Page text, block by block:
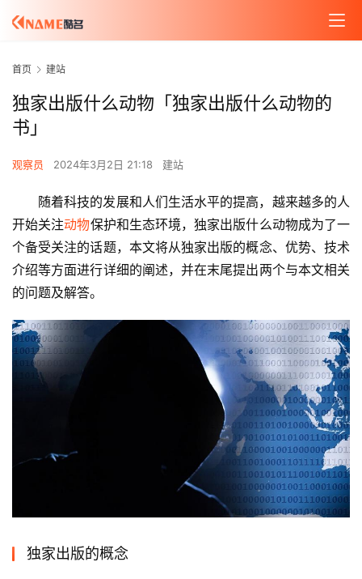
首页 建站
独家出版什么动物「独家出版什么动物的
书」
观察员 2024年3月2日 21:18 建站
随着科技的发展和人们生活水平的提高，越来越多的人
开始关注动物保护和生态环境，独家出版什么动物成为了一
个备受关注的话题，本文将从独家出版的概念、优势、技术
介绍等方面进行详细的阐述，并在末尾提出两个与本文相关
的问题及解答。
独家出版的概念